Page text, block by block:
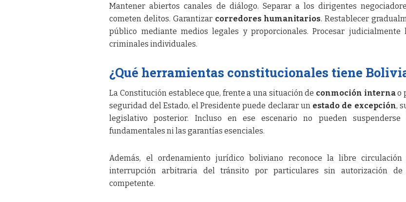
Mantener abiertos canales de diálogo. Separar a los dirigentes
cometen delitos. Garantizar corredores humanitarios. Restablecer
público mediante medios legales y proporcionales. Procesar judicialmente
criminales individuales.
¿Qué herramientas constitucionales tiene
La Constitución establece que, frente a una situación de conmoción internao
seguridad del Estado, el Presidente puede declarar un estado de excepción,
legislativo posterior. Incluso en ese escenario no pueden suspenderse
fundamentales ni las garantías esenciales.
Además, el ordenamiento jurídico boliviano reconoce la libre
interrupción arbitraria del tránsito por particulares sin autorización
competente.